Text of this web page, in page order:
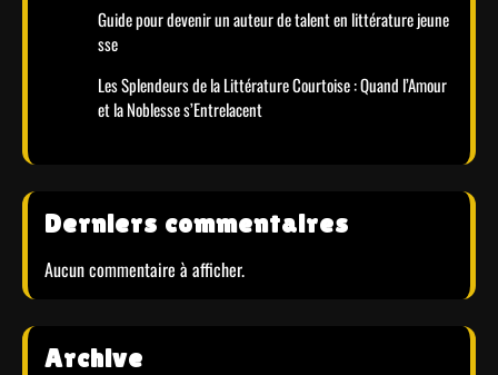
Guide pour devenir un auteur de talent en littérature jeune
sse
Les Splendeurs de la Littérature Courtoise : Quand l’Amour
et la Noblesse s’Entrelacent
Derniers commentaires
Aucun commentaire à afficher.
Archive